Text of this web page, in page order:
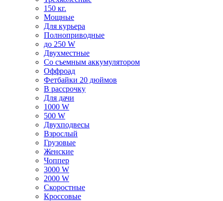
150 кг.
Мощные
Для курьера
Полноприводные
до 250 W
Двухместные
Со съемным аккумулятором
Оффроад
Фетбайки 20 дюймов
В рассрочку
Для дачи
1000 W
500 W
Двухподвесы
Взрослый
Грузовые
Женские
Чоппер
3000 W
2000 W
Скоростные
Кроссовые